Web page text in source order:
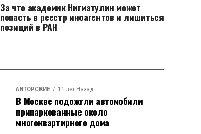
За что академик Нигматулин может
попасть в реестр иноагентов и лишиться
позиций в РАН
АВТОРСКИЕ 11 лет Назад
В Москве подожгли автомобили
припаркованные около
многоквартирного дома